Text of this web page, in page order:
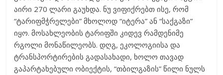
აირი 270 ლარი გაუხდა. ნუ ვიფიქრებთ ისე, რომ
“ტარიფმჭრელები” მხოლოდ “იტერა” ან “საქგაზი”
იყო. მოსახლეობის ტარიფში კიდევ რამდენიმე
რგოლი მონაწილეობს. დღგ, ეკოლოგიისა და
ტრანსპორტირების გადასახადი, ხოლო თავად
გაპარტახებული ობიექტის, “თბილგაზის” წილი ნულს